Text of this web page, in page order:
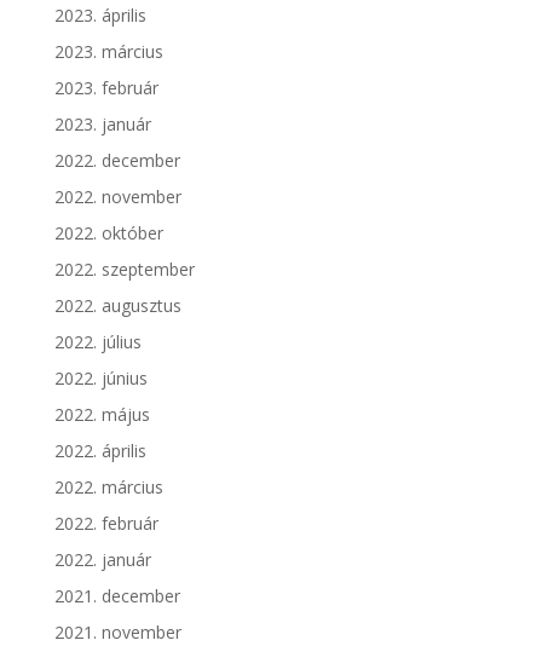
2023. április
2023. március
2023. február
2023. január
2022. december
2022. november
2022. október
2022. szeptember
2022. augusztus
2022. július
2022. június
2022. május
2022. április
2022. március
2022. február
2022. január
2021. december
2021. november